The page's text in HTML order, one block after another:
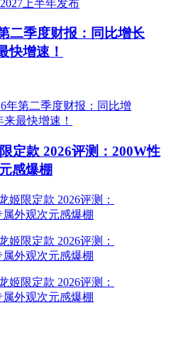
二季度财报：同比增长
快增速！
定款 2026评测：200W性
感爆棚